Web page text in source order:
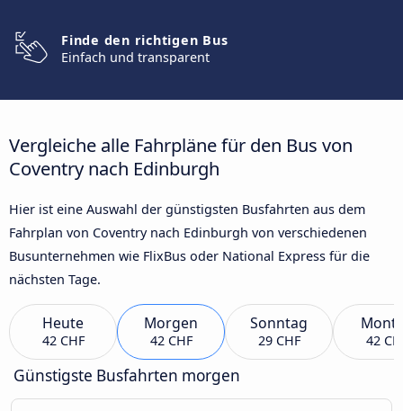
Finde den richtigen Bus
Einfach und transparent
Vergleiche alle Fahrpläne für den Bus von
Coventry nach Edinburgh
Hier ist eine Auswahl der günstigsten Busfahrten aus dem
Fahrplan von Coventry nach Edinburgh von verschiedenen
Busunternehmen wie FlixBus oder National Express für die
nächsten Tage.
Heute
42 CHF
Morgen
42 CHF
Sonntag
29 CHF 42
Günstigste Busfahrten morgen